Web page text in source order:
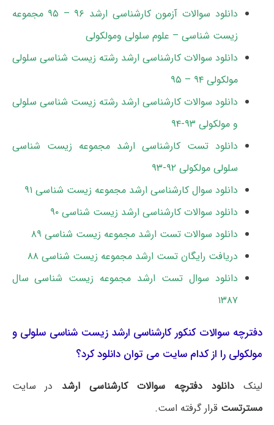
دانلود سوالات آزمون کارشناسی ارشد ۹۶ – ۹۵ مجموعه
زیست شناسی – علوم سلولی ومولکولی
دانلود سوالات کارشناسی ارشد رشته زیست شناسی سلولی
مولکولی ۹۴ – ۹۵
دانلود سوالات کارشناسی ارشد رشته زیست شناسی سلولی
و مولکولی ۹۳-۹۴
دانلود تست کارشناسی ارشد مجموعه زیست شناسی
سلولی مولکولی ۹۲-۹۳
دانلود سوال کارشناسی ارشد مجموعه زیست شناسی ۹۱
دانلود سوالات کارشناسی ارشد زیست شناسی ۹۰
دانلود سوالات تست ارشد مجموعه زیست شناسی ۸۹
دریافت رایگان تست ارشد مجموعه زیست شناسی ۸۸
دانلود سوال تست ارشد مجموعه زیست شناسی سال
۱۳۸۷
دفترچه سوالات کنکور کارشناسی ارشد زیست شناسی سلولی و
مولکولی را از کدام سایت می توان دانلود کرد؟
لینکدانلود دفترچه سوالات کارشناسی ارشد در سایت
مسترتست قرار گرفته است.